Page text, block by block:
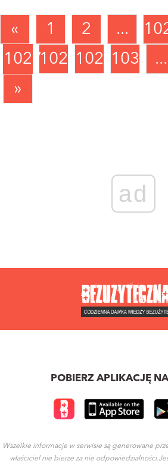
« 1 2 ...
1027102810291030 ...
»
ad
POBIERZ APLIKACJĘ
Wszelkie informacje w serwisie są generowane
właściciel nie bierze za nie